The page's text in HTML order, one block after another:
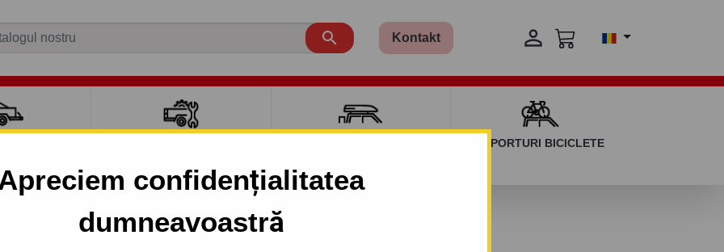
confidențialitatea
dumneavoastră
 Kontakt 
SUPORTURI BICICLETE
- sistem semidemontabil -cu şuruburi